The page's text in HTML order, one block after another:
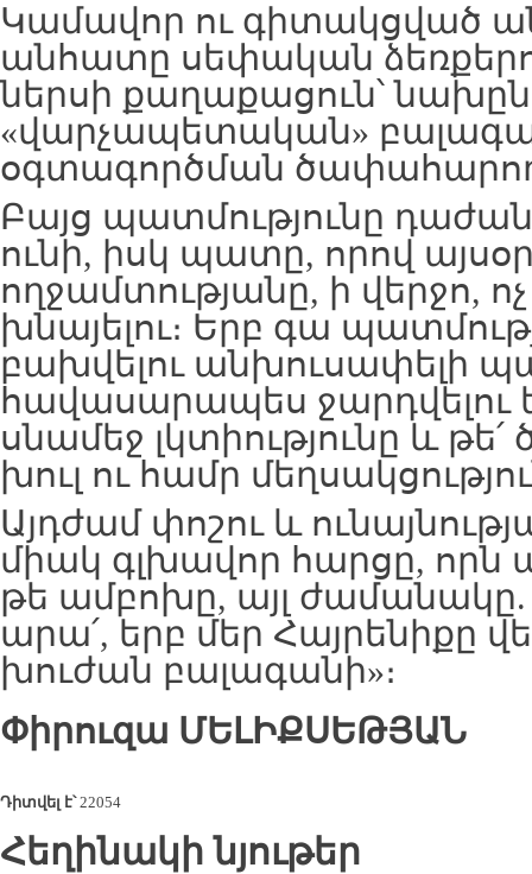
Կամավոր ու գիտակցված
անհատը սեփական
ներսի քաղաքացուն՝
«վարչապետական»
օգտագործման
Բայց պատմությունը դաժան
ունի, իսկ պատը, որով
ողջամտությանը, ի վերջո, ոչ
խնայելու։ Երբ գա
բախվելու անխուսափելի
հավասարապես ջարդվելու
սնամեջ լկտիությունը և
խուլ ու համր
Այդժամ փոշու և
միակ գլխավոր հարցը, որն
թե ամբոխը, այլ ժամանակը.
արա՛, երբ մեր Հայրենիքը
խուժան բալագանի»։
Փիրուզա ՄԵԼԻՔՍԵԹՅԱՆ
Դիտվել է՝22054
Հեղինակի նյութեր